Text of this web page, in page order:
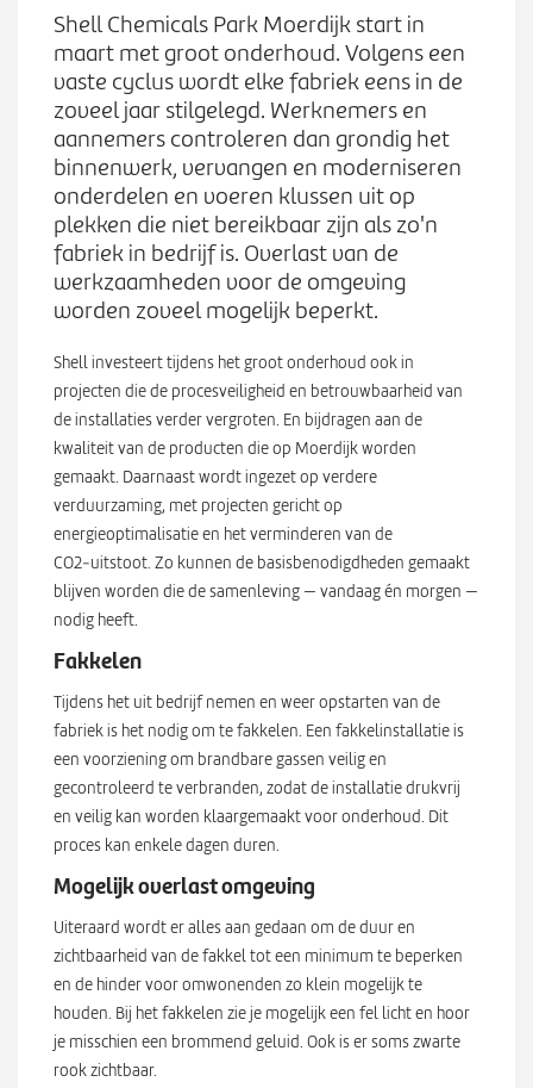
m
e
n
u
Zoeken
Z
o
e
k
e
n
Shell Chemicals Park Moerdijk start in
maart met groot onderhoud. Volgens een
vaste cyclus wordt elke fabriek eens in de
zoveel jaar stilgelegd. Werknemers en
aannemers controleren dan grondig het
binnenwerk, vervangen en moderniseren
onderdelen en voeren klussen uit op
plekken die niet bereikbaar zijn als zo'n
fabriek in bedrijf is. Overlast van de
werkzaamheden voor de omgeving
worden zoveel mogelijk beperkt.
Shell investeert tijdens het groot onderhoud ook in
projecten die de procesveiligheid en betrouwbaarheid van
de installaties verder vergroten. En bijdragen aan de
kwaliteit van de producten die op Moerdijk worden
gemaakt. Daarnaast wordt ingezet op verdere
verduurzaming, met projecten gericht op
energieoptimalisatie en het verminderen van de
CO2‑uitstoot. Zo kunnen de basisbenodigdheden gemaakt
blijven worden die de samenleving — vandaag én morgen —
nodig heeft.
Fakkelen
Tijdens het uit bedrijf nemen en weer opstarten van de
fabriek is het nodig om te fakkelen. Een fakkelinstallatie is
een voorziening om brandbare gassen veilig en
gecontroleerd te verbranden, zodat de installatie drukvrij
en veilig kan worden klaargemaakt voor onderhoud. Dit
proces kan enkele dagen duren.
Mogelijk overlast omgeving
Uiteraard wordt er alles aan gedaan om de duur en
zichtbaarheid van de fakkel tot een minimum te beperken
en de hinder voor omwonenden zo klein mogelijk te
houden. Bij het fakkelen zie je mogelijk een fel licht en hoor
je misschien een brommend geluid. Ook is er soms zwarte
rook zichtbaar.